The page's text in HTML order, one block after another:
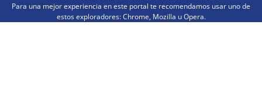
Para una mejor experiencia en este portal te recomendamos usar uno de
estos exploradores: Chrome, Mozilla u Opera.